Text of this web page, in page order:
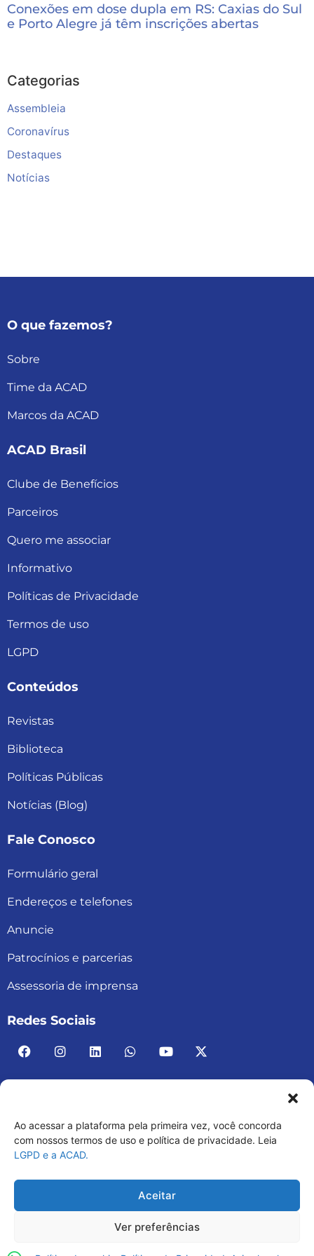
Ao acessar a plataforma pela primeira vez, você concorda
com nossos termos de uso e política de privacidade. Leia
LGPD e a ACAD.
Aceitar
Ver preferências
Conexões em dose dupla em RS: Caxias do Sul
e Porto Alegre já têm inscrições abertas
Categorias
Assembleia
Coronavírus
Destaques
Notícias
O que fazemos?
Sobre
Time da ACAD
Marcos da ACAD
ACAD Brasil
Clube de Benefícios
Parceiros
Quero me associar
Informativo
Políticas de Privacidade
Termos de uso
LGPD
Conteúdos
Revistas
Biblioteca
Políticas Públicas
Notícias (Blog)
Fale Conosco
Formulário geral
Endereços e telefones
Anuncie
Patrocínios e parcerias
Assessoria de imprensa
Redes Sociais
ACAD BRASIL – ASSOCIAÇÃO BRASILEIRA DE